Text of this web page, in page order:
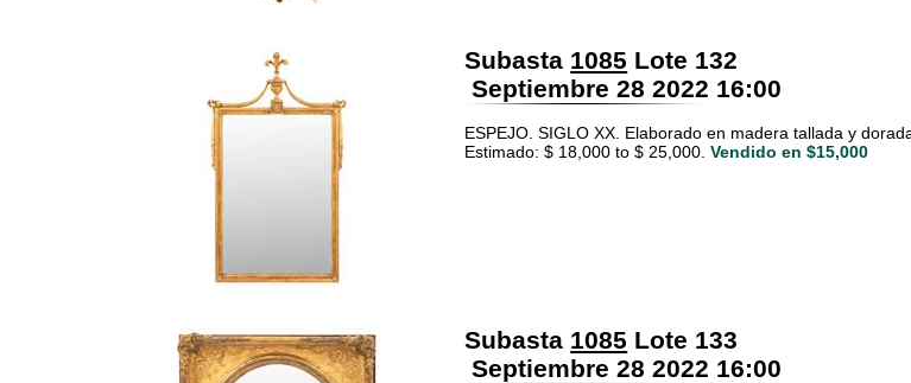
Subasta 1085 Lote 132
Septiembre 28 2022 16:00
ESPEJO. SIGLO XX. Elaborado en madera tallada y
Estimado: $ 18,000 to $ 25,000. Vendido en $15,000
Subasta 1085 Lote 133
Septiembre 28 2022 16:00